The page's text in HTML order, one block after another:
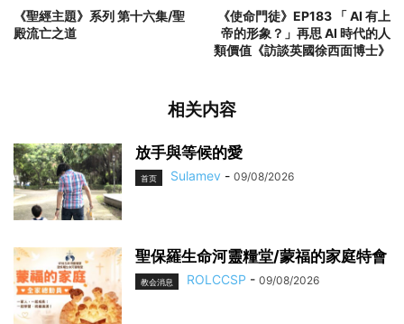
《聖經主題》系列 第十六集/聖
殿流亡之道
《使命門徒》EP183 「 AI 有上
帝的形象？」再思 AI 時代的人
類價值《訪談英國徐西面博士》
相关内容
放手與等候的愛
首页 Sulamev - 09/08/2026
聖保羅生命河靈糧堂/蒙福的家庭特會
教会消息 ROLCCSP - 09/08/2026